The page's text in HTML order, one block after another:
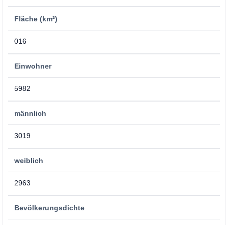
Fläche (km²)
016
Einwohner
5982
männlich
3019
weiblich
2963
Bevölkerungsdichte